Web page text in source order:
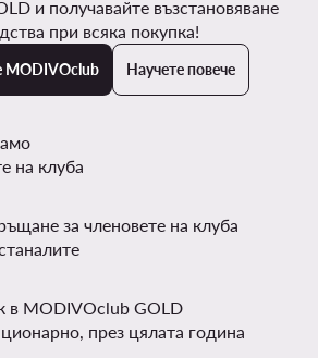
и получавайте възстановяване
при всяка покупка!
MODIVOclub Научете повече
на клуба
за членовете на клуба
в MODIVOclub GOLD
през цялата година